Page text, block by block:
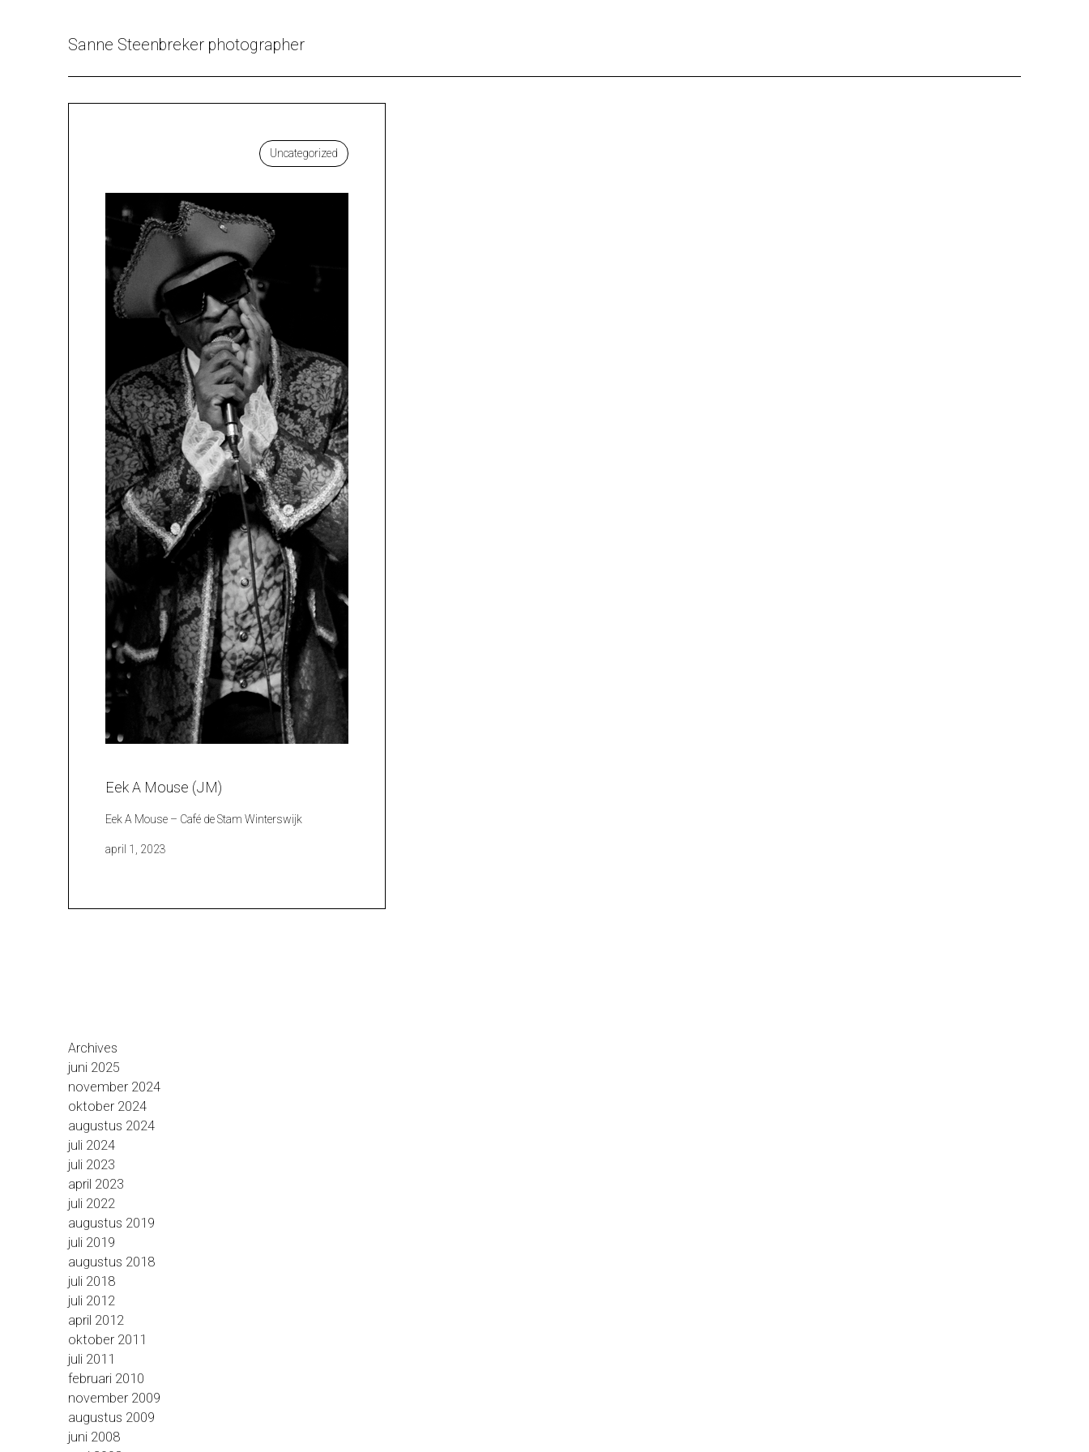
Sanne Steenbreker photographer
Eek A Mouse (JM)
Uncategorized
Eek A Mouse – Café de Stam Winterswijk
april 1, 2023
Archives
juni 2025
november 2024
oktober 2024
augustus 2024
juli 2024
juli 2023
april 2023
juli 2022
augustus 2019
juli 2019
augustus 2018
juli 2018
juli 2012
april 2012
oktober 2011
juli 2011
februari 2010
november 2009
augustus 2009
juni 2008